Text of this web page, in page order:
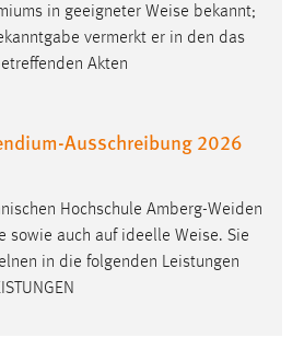
in geeigneter Weise bekannt;
vermerkt er in den das
Akten
Ausschreibung 2026
Hochschule Amberg-Weiden
sowie auch auf ideelle Weise. Sie
in die folgenden Leistungen